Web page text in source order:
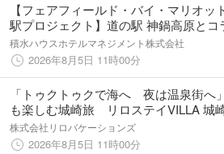
【フェアフィールド・バイ・マリオッ
駅プロジェクト】道の駅 神鍋高原とコ
ーション 「怪談とスイカ割り体験」開催
積水ハウスホテルマネジメント株式会社
2026年8月5日 11時00分
「トゥクトゥクで海へ 夜は温泉街へ
も楽しむ城崎旅 リロステイVILLA 城
コンドミニアムが無料送迎サービスを開
株式会社リロバケーションズ
2026年8月5日 11時00分